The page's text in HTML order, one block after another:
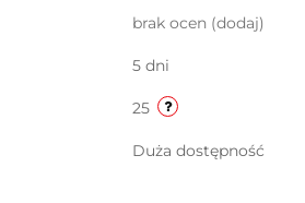
brak ocen (dodaj)
5 dni
25
Duża dostępność